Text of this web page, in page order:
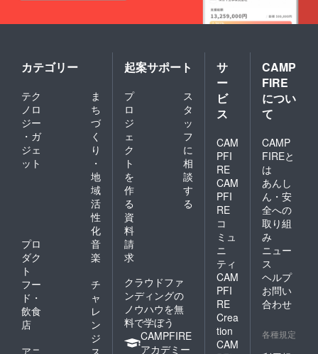
カテゴリー
テク
ノロ
ジー
・ガ
ジェ
ット
ま
ち
づ
く
り
・
地
域
活
性
化
プロ
ダク
ト
音
楽
フー
ド・
飲食
店
チ
ャ
レ
ン
ジ
起案サポート
プ
ロ
ジ
ェ
ク
ト
を
作
る
ス
タ
ッ
フ
に
相
談
す
る
資
料
請
求
クラウドファ
ンディングの
ノウハウを無
料で学ぼう
CAMPFIRE
アカデミー
サ
ー
ビ
ス
CAM
PFI
RE
CAM
PFI
RE
コ
ミュ
ニ
ティ
CAM
PFI
RE
Crea
tion
CAM
CAMP
FIRE
につい
て
CAMP
FIREと
は
あんし
ん・安
全への
取り組
み
ニュー
ス
ヘルプ
お問い
合わせ
各種規定